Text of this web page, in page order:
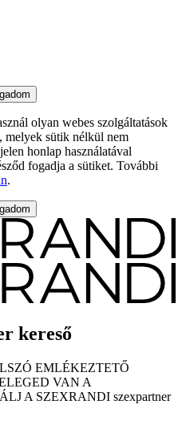
olyan webes szolgáltatások
melyek sütik nélkül nem
honlap használatával
fogadja a sütiket. További
.
kereső
EMLÉKEZTETŐ
VAN A
A SZEXRANDI szexpartner